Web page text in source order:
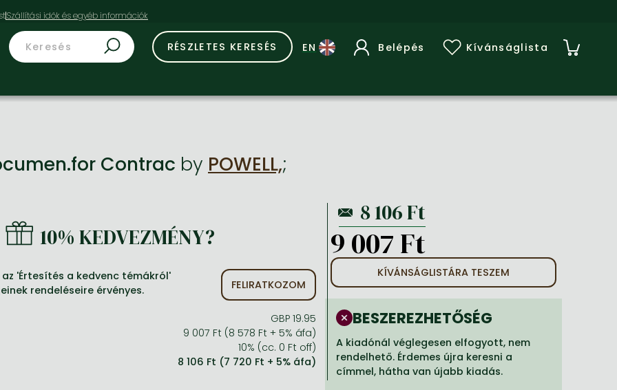
RÉSZLETES KERESÉS Belépés Kívánságlista
Contrac by POWELL,;
10% KEDVEZMÉNY?
az 'Értesítés a kedvenc témákról'
rendeléseire érvényes.
FELIRATKOZOM
GBP 19.95
9 007 Ft (8 578 Ft + 5% áfa)
10% (cc. 0 Ft off)
8 106 Ft (7 720 Ft + 5% áfa)
9 007 Ft
KÍVÁNSÁGLISTÁRA TESZEM
BESZEREZHETŐSÉG
A kiadónál véglegesen elfogyott, nem
rendelhető. Érdemes újra keresni a
címmel, hátha van újabb kiadás.